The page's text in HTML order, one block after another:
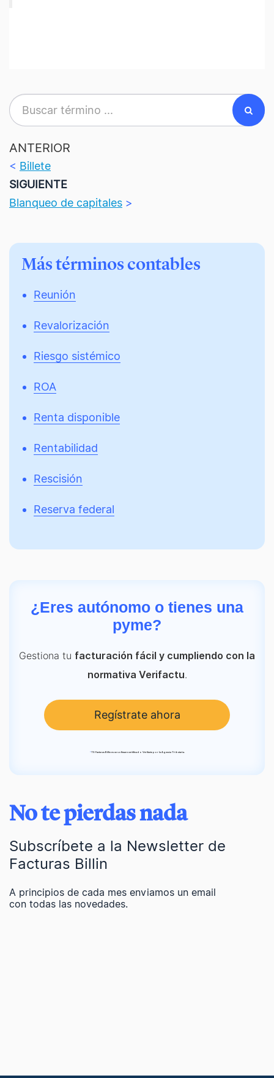
ANTERIOR
< Billete
SIGUIENTE
Blanqueo de capitales >
Más términos contables
Reunión
Revalorización
Riesgo sistémico
ROA
Renta disponible
Rentabilidad
Rescisión
Reserva federal
¿Eres autónomo o tienes una
pyme?
Gestiona tu facturación fácil y cumpliendo con la
normativa Verifactu.
Regístrate ahora
*TS Facturas Billin es un software certificado Verifactu por la Agencia Tributaria.
No te pierdas nada
Subscríbete a la Newsletter de
Facturas Billin
A principios de cada mes enviamos un email
con todas las novedades.